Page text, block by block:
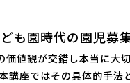
園時代の園児募集
値観が交錯し本当に大
講座ではその具体的手法